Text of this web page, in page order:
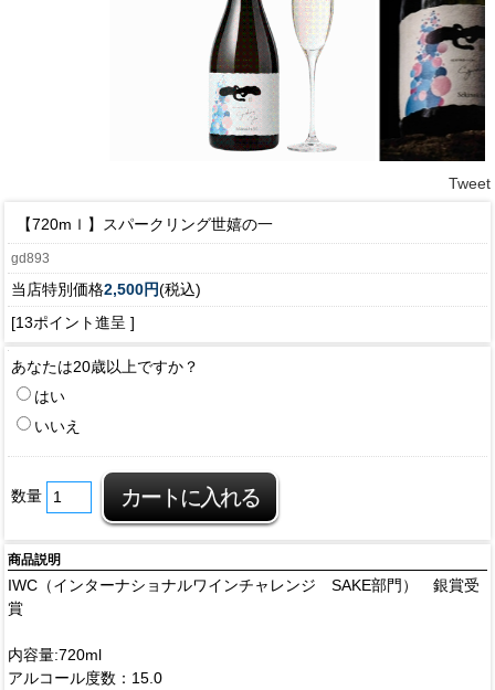
Tweet
【720mｌ】スパークリング世嬉の一
gd893
当店特別価格2,500円(税込)
[13ポイント進呈 ]
あなたは20歳以上ですか？
はい
いいえ
数量
商品説明
IWC（インターナショナルワインチャレンジ SAKE部門） 銀賞受
賞
内容量:720ml
アルコール度数：15.0